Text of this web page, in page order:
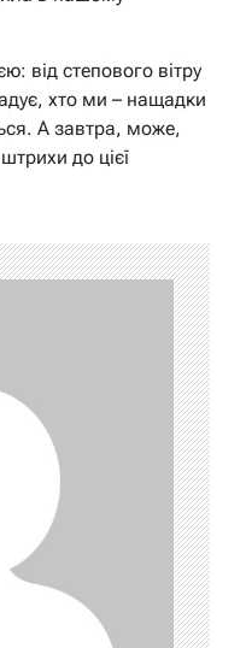
від степового вітру
хто ми – нащадки
А завтра, може,
до цієї